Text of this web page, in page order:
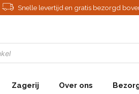
Snelle levertijd en gratis bezorgd
Zagerij Over ons